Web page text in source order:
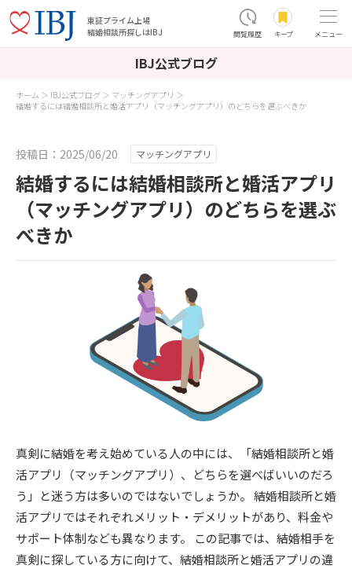
東証プライム上場
結婚相談所探しはIBJ
閲覧履歴 キープ メニュー
IBJ公式ブログ
ホーム IBJ公式ブログ
マッチングアプリ
結婚するには結婚相談所と婚活アプリ（マッチングアプリ）のどちらを選ぶべきか
投稿日：2025/06/20 マッチングアプリ
結婚するには結婚相談所と婚活アプリ
（マッチングアプリ）のどちらを選ぶ
べきか
真剣に結婚を考え始めている人の中には、「結婚相談所と婚
活アプリ（マッチングアプリ）、どちらを選べばいいのだろ
う」と迷う方は多いのではないでしょうか。 結婚相談所と婚
活アプリではそれぞれメリット・デメリットがあり、料金や
サポート体制なども異なります。 この記事では、結婚相手を
真剣に探している方に向けて、結婚相談所と婚活アプリの違